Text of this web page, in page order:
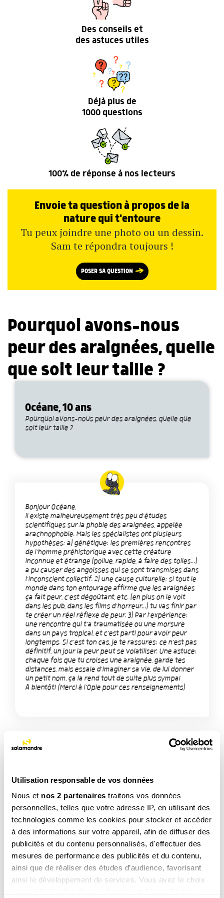
Utilisation responsable de vos données
Nous et nos 2 partenaires traitons vos données
personnelles, telles que votre adresse IP, en utilisant des
technologies comme les cookies pour stocker et accéder
à des informations sur votre appareil, afin de diffuser des
publicités et du contenu personnalisés, d'effectuer des
mesures de performance des publicités et du contenu,
ainsi que de réaliser des études d’audience, favorisant
ainsi le développement de services. Vous avez le choix
Des conseils et
des astuces utiles
Déjà plus de
1000 questions
100% de réponse à nos lecteurs
Envoie ta question à propos de la
nature qui t'entoure
Tu peux joindre une photo ou un dessin.
Sam te répondra toujours !
POSER SA QUESTION
Pourquoi avons-nous
peur des araignées, quelle
que soit leur taille ?
Océane, 10 ans
Pourquoi avons-nous peur des araignées, quelle que
soit leur taille ?
Bonjour Océane,
il existe malheureusement très peu d'études
scientifiques sur la phobie des araignées, appelée
arachnophobie. Mais les spécialistes ont plusieurs
hypothèses: a) génétique: les premières rencontres
de l'homme préhistorique avec cette créature
inconnue et étrange (poilue, rapide, à faire des toiles...)
a pu causer des angoisses qui se sont transmises dans
l'inconscient collectif. 2) une cause culturelle: si tout le
monde dans ton entourage affirme que les araignées
ça fait peur, c'est dégoûtant, etc. (en plus on le voit
dans les pub, dans les films d'horreur...) tu vas finir par
te créer un réel réflexe de peur. 3) Par l'expérience:
une rencontre qui t'a traumatisée ou une morsure
dans un pays tropical, et c'est parti pour avoir peur
longtemps. Si c'est ton cas, je te rassures: ce n'est pas
définitif, un jour la peur peut se volatiliser. Une astuce:
chaque fois que tu croises une araignée, garde tes
distances, mais essaie d'imaginer sa vie, de lui donner
un petit nom, ça la rend tout de suite plus sympa!
A bientôt! (Merci à l'Opie pour ces renseignements)
NOS 3 REVUES
REVUE SALAMANDRE
Plongez au coeur d'une nature insolite près de chez
vous